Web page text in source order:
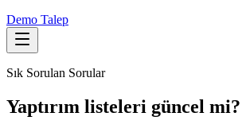
Demo Talep
Sık Sorulan Sorular
Yaptırım listeleri güncel mi?